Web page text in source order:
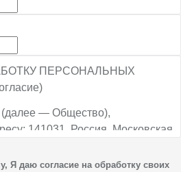
ПЕРСОНАЛЬНЫХ
— Общество),
141031, Россия, Московская
стр. 1, является оператором
Я даю согласие на обработку своих